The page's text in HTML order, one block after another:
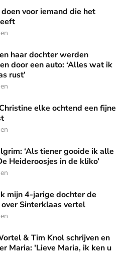
die het moeilijk heeft
voor iemand die het
werden aangereden door een
haar dochter werden
door een auto: ‘Alles wat ik
rust’
ochtend een fijne dag wenst
elke ochtend een fijne
gooide ik alle cd’s van De
‘Als tiener gooide ik alle
Heideroosjes in de kliko’
dochter de waarheid over
mijn 4-jarige dochter de
Sinterklaas vertel
schrijven en zingen over
& Tim Knol schrijven en
Maria: 'Lieve Maria, ik ken u